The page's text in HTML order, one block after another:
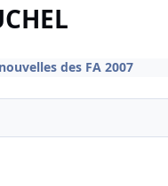
nouvelles des FA 2007